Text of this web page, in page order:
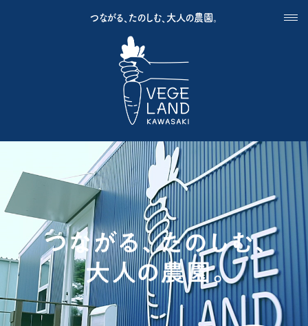
つながる、たのしむ、大人の農園。